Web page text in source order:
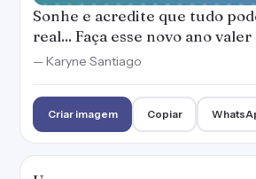
Talvez os dias se tornem cada
mas o que não podemos
continuar tentando
desafios para zerar o jogo com
dever cumprido. Feliz Ano